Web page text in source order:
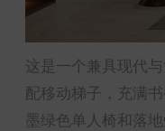
这是一个兼具现代
配移动梯子，充满
墨绿色单人椅和落